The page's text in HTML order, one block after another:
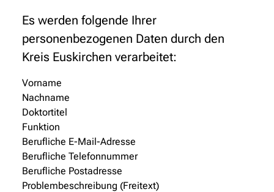
Es werden folgende Ihrer
personenbezogenen Daten durch den
Kreis Euskirchen verarbeitet:
Vorname
Nachname
Doktortitel
Funktion
Berufliche E-Mail-Adresse
Berufliche Telefonnummer
Berufliche Postadresse
Problembeschreibung (Freitext)